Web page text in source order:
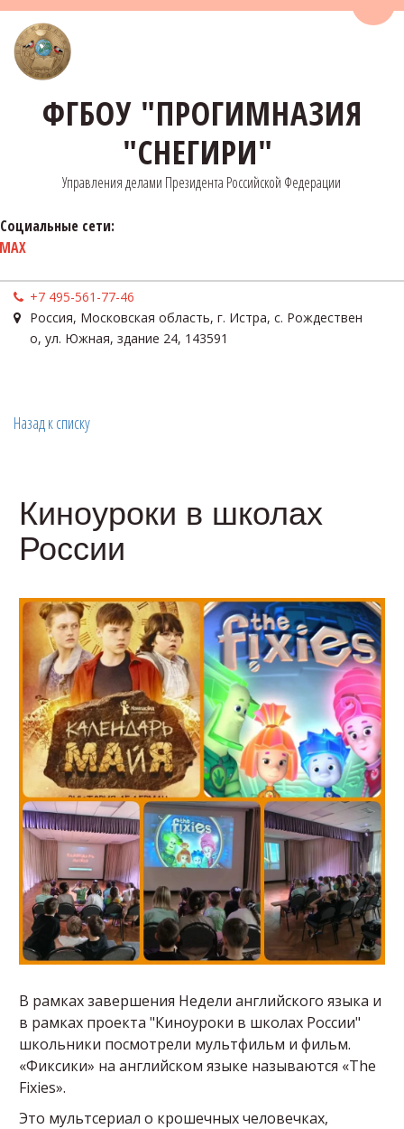
ФГБОУ "ПРОГИМНАЗИЯ
"СНЕГИРИ"
Управления делами Президента Российской Федерации
Социальные сети:
MAX
+7 495-561-77-46
Россия, Московская область, г. Истра, с. Рождествен
о, ул. Южная, здание 24, 143591
Назад к списку
Киноуроки в школах
России
В рамках завершения Недели английского языка и
в рамках проекта "Киноуроки в школах России"
школьники посмотрели мультфильм и фильм.
«Фиксики» на английском языке называются «The
Fixies».
Это мультсериал о крошечных человечках,